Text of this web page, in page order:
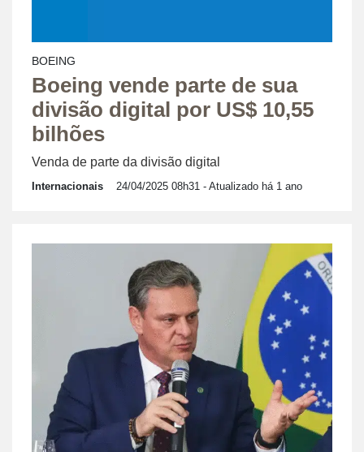
BOEING
Boeing vende parte de sua
divisão digital por US$ 10,55
bilhões
Venda de parte da divisão digital
Internacionais 24/04/2025 08h31 - Atualizado há 1 ano